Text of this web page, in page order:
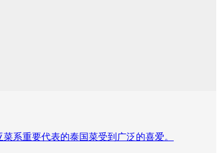
重要代表的泰国菜受到广泛的喜爱。